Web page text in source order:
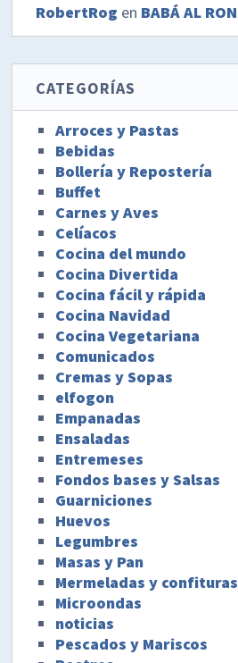
RobertRog en BABÁ AL RON
CATEGORÍAS
Arroces y Pastas
Bebidas
Bollería y Repostería
Buffet
Carnes y Aves
Celíacos
Cocina del mundo
Cocina Divertida
Cocina fácil y rápida
Cocina Navidad
Cocina Vegetariana
Comunicados
Cremas y Sopas
elfogon
Empanadas
Ensaladas
Entremeses
Fondos bases y Salsas
Guarniciones
Huevos
Legumbres
Masas y Pan
Mermeladas y confituras
Microondas
noticias
Pescados y Mariscos